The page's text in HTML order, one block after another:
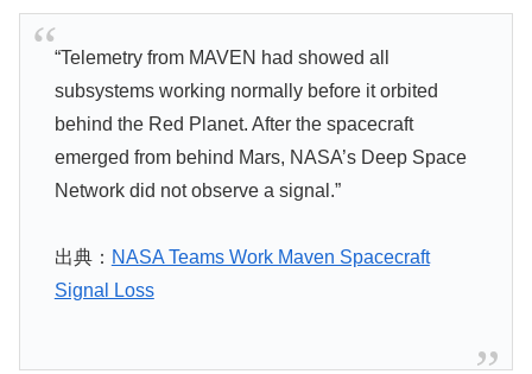
“Telemetry from MAVEN had showed all
subsystems working normally before it orbited
behind the Red Planet. After the spacecraft
emerged from behind Mars, NASA’s Deep Space
Network did not observe a signal.”
出典： NASA Teams Work Maven Spacecraft
Signal Loss